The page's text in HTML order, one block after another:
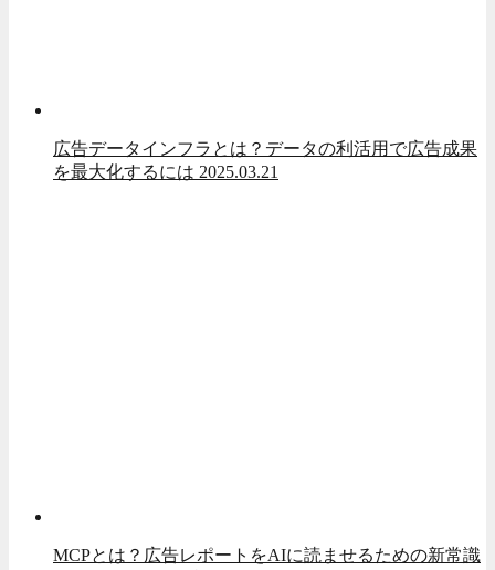
広告データインフラとは？データの利活用で広告成果
を最大化するには 2025.03.21
MCPとは？広告レポートをAIに読ませるための新常識